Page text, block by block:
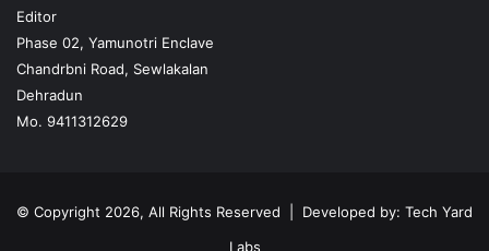
Editor
Phase 02, Yamunotri Enclave
Chandrbni Road, Sewlakalan
Dehradun
Mo. 9411312629
© Copyright 2026, All Rights Reserved | Developed by: Tech Yard
Labs